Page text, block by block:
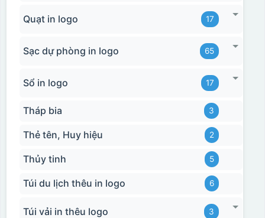
Quạt in logo 17
Sạc dự phòng in logo 65
Sổ in logo 17
Tháp bia 3
Thẻ tên, Huy hiệu 2
Thủy tinh 5
Túi du lịch thêu in logo 6
Túi vải in thêu logo 3